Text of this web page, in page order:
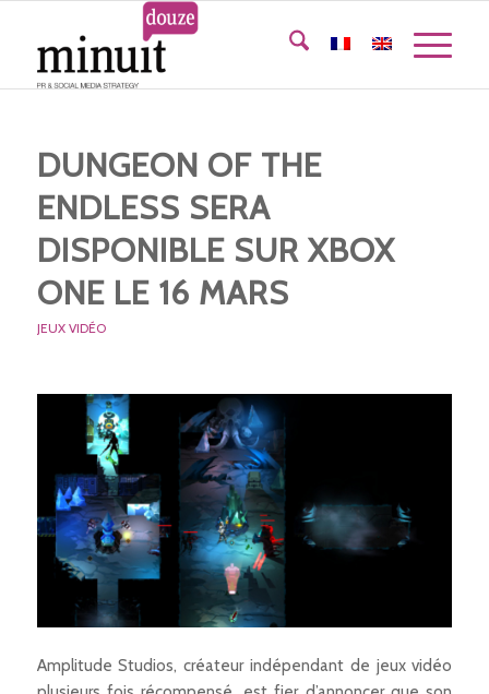
DUNGEON OF THE
ENDLESS SERA
DISPONIBLE SUR XBOX
ONE LE 16 MARS
JEUX VIDÉO
Amplitude Studios, créateur indépendant de jeux vidéo